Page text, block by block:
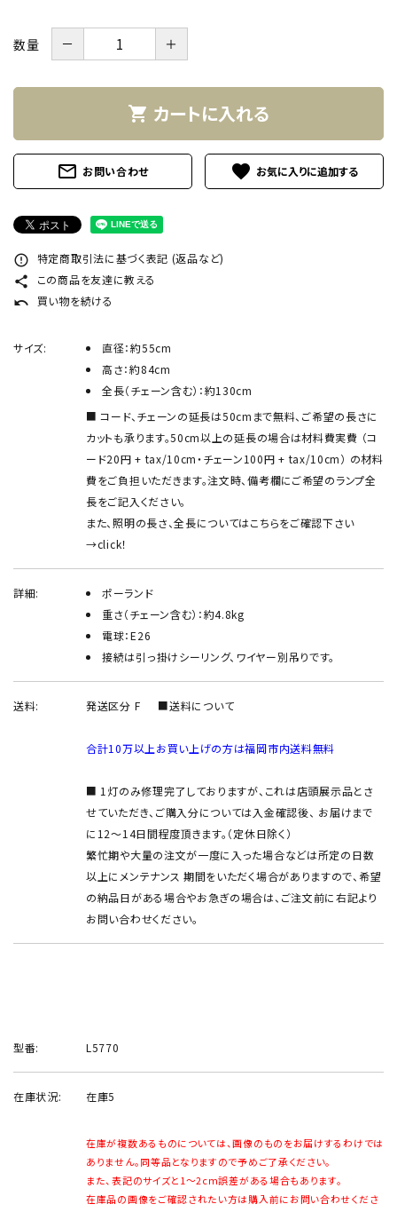
ようこそ ゲスト 様
meeting_room person
数量 － ＋
shopping_cart カートに入れる
mail_outline お問い合わせ favorite
error_outline 特定商取引法に基づく表記 (返品など)
share この商品を友達に教える
undo 買い物を続ける
サイズ:
直径：約55cm
高さ：約84cm
全長（チェーン含む）：約130cm
コード、チェーンの延長は50cmまで無料、ご希望の長さに
カットも承ります。50cm以上の延長の場合は材料費実費 （コ
ード20円 + tax/10cm・チェーン100円 + tax/10cm） の材料
費をご負担いただきます。注文時、備考欄にご希望のランプ全
長をご記入ください。
また、照明の長さ、全長についてはこちらをご確認下さい
→click！
詳細:
ポーランド
重さ（チェーン含む）：約4.8kg
電球：E26
接続は引っ掛けシーリング、ワイヤー別吊りです。
送料: 発送区分 F ■送料について
合計10万以上お買い上げの方は福岡市内送料無料
■ 1灯のみ修理完了しておりますが、これは店頭展示品とさ
せていただき、ご購入分については入金確認後、 お届けまで
に12～14日間程度頂きます。（定休日除く）
繁忙期や大量の注文が一度に入った場合などは所定の日数
以上にメンテナンス 期間をいただく場合がありますので、希望
の納品日がある場合やお急ぎの場合は、ご注文前に右記より
お問い合わせください。
型番: L5770
在庫状況: 在庫5
在庫が複数あるものについては、画像のものをお届けするわけでは
ありません。同等品となりますので予めご了承ください。
また、表記のサイズと1～2cm誤差がある場合もあります。
在庫品の画像をご確認されたい方は購入前にお問い合わせくださ